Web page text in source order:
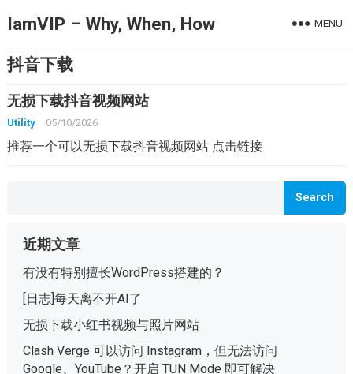
IamVIP – Why, When, How MENU
抖音下载
无损下载抖音视频网站
Utility 05/10/2026
推荐一个可以无损下载抖音视频网站 点击链接
Search
近期文章
有没有特别擅长WordPress搭建的？
[日志]每天离不开AI了
无损下载小红书视频与照片网站
Clash Verge 可以访问 Instagram，但无法访问
Google、YouTube？开启 TUN Mode 即可解决